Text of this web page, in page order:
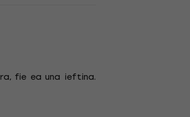
fie ea una ieftina.